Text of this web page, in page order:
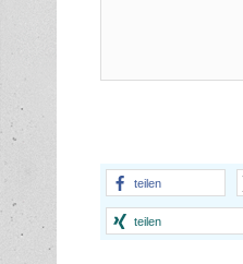
teilen
teilen